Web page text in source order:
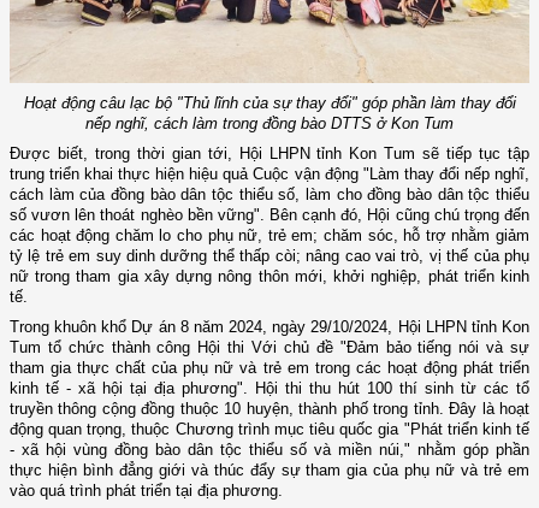
Hoạt động câu lạc bộ "Thủ lĩnh của sự thay đổi" góp phần làm thay đổi
nếp nghĩ, cách làm trong đồng bào DTTS ở Kon Tum
Được biết, trong thời gian tới, Hội LHPN tỉnh Kon Tum sẽ tiếp tục tập
trung triển khai thực hiện hiệu quả Cuộc vận động "Làm thay đổi nếp nghĩ,
cách làm của đồng bào dân tộc thiểu số, làm cho đồng bào dân tộc thiểu
số vươn lên thoát nghèo bền vững". Bên cạnh đó, Hội cũng chú trọng đến
các hoạt động chăm lo cho phụ nữ, trẻ em; chăm sóc, hỗ trợ nhằm giảm
tỷ lệ trẻ em suy dinh dưỡng thể thấp còi; nâng cao vai trò, vị thế của phụ
nữ trong tham gia xây dựng nông thôn mới, khởi nghiệp, phát triển kinh
tế.
Trong khuôn khổ Dự án 8 năm 2024, ngày 29/10/2024, Hội LHPN tỉnh Kon
Tum tổ chức thành công Hội thi Với chủ đề "Đảm bảo tiếng nói và sự
tham gia thực chất của phụ nữ và trẻ em trong các hoạt động phát triển
kinh tế - xã hội tại địa phương". Hội thi thu hút 100 thí sinh từ các tổ
truyền thông cộng đồng thuộc 10 huyện, thành phố trong tỉnh. Đây là hoạt
động quan trọng, thuộc Chương trình mục tiêu quốc gia "Phát triển kinh tế
- xã hội vùng đồng bào dân tộc thiểu số và miền núi," nhằm góp phần
thực hiện bình đẳng giới và thúc đẩy sự tham gia của phụ nữ và trẻ em
vào quá trình phát triển tại địa phương.